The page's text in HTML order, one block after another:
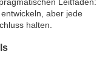
aber jede
halten.